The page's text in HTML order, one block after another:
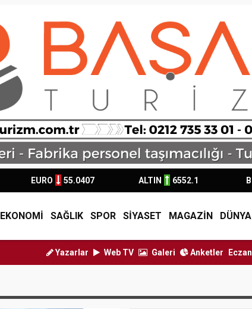
EURO 55.0407 ALTIN 6552.1
EKONOMİ SAĞLIK SPOR SİYASET MAGAZİN DÜNYA
Yazarlar Web TV Galeri Anketler